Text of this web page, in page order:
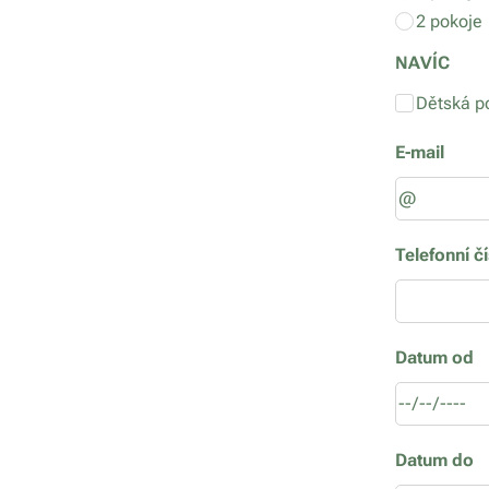
2 pokoje
NAVÍC
Dětská
E-mail
Telefonní
Datum od
Datum do